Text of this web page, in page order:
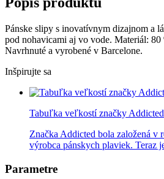
Pánske slipy s inovatívnym dizajnom a
pod nohavicami aj vo vode. Materiál: 80
Navrhnuté a vyrobené v Barcelone.
Inšpirujte sa
Tabuľka veľkostí značky Addicted
Značka Addicted bola založená v
výrobca pánskych plaviek. Teraz
Parametre